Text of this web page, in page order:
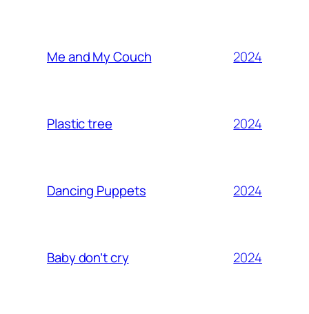
Me and My Couch 2024
Plastic tree 2024
Dancing Puppets 2024
Baby don’t cry 2024